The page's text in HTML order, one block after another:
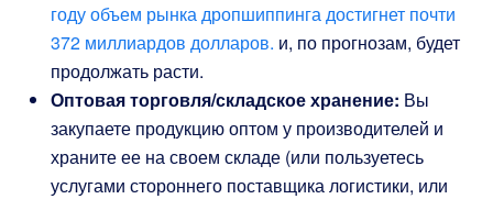
году объем рынка дропшиппинга достигнет почти
372 миллиардов долларов. и, по прогнозам, будет
продолжать расти.
Оптовая торговля/складское хранение: Вы
закупаете продукцию оптом у производителей и
храните ее на своем складе (или пользуетесь
услугами стороннего поставщика логистики, или